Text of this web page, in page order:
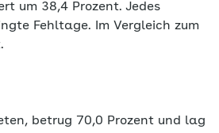
um 38,4 Prozent. Jedes
Fehltage. Im Vergleich zum
betrug 70,0 Prozent und lag